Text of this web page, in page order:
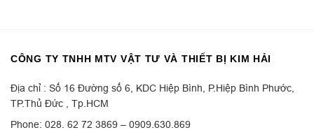
CÔNG TY TNHH MTV VẬT TƯ VÀ THIẾT BỊ KIM HẢI
Địa chỉ : Số 16 Đường số 6, KDC Hiệp Bình, P.Hiệp Bình Phước,
TP.Thủ Đức , Tp.HCM
Phone: 028. 62 72 3869 – 0909.630.869